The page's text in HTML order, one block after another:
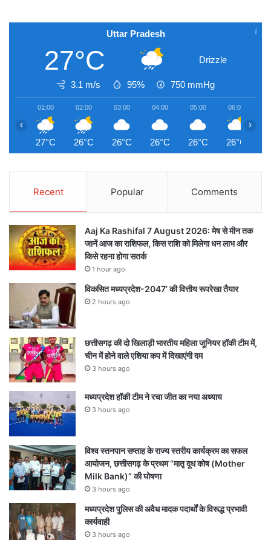
Uttar Pradesh
27°C Drizzle
3.1 m/s 95% 750 mmHg
01:00
27°C
02:00
26°C
03:00
26°C
04:00
26°C
05:00
26°C
06:00
26°C
‹ ›
Recent Popular Comments
Aaj Ka Rashifal 7 August 2026: मेष से मीन तक
जानें आज का राशिफल, किस राशि को मिलेगा धन लाभ और
किसे रहना होगा सतर्क
1 hour ago
विकसित मध्यप्रदेश-2047’ की वित्तीय रूपरेखा तैयार
2 hours ago
छत्तीसगढ़ की दो खिलाड़ी भारतीय महिला जूनियर हॉकी टीम में,
चीन में होने वाले एशिया कप में दिखाएंगी दम
3 hours ago
मध्यप्रदेश हॉकी टीम ने रचा जीत का नया अध्याय
3 hours ago
विश्व स्तनपान सप्ताह के राज्य स्तरीय कार्यक्रम का सफल
आयोजन, छत्तीसगढ़ के प्रथम “मातृ दूध कोष (Mother
Milk Bank)” की घोषणा
3 hours ago
मध्यप्रदेश पुलिस की अवैध मादक पदार्थों के विरूद्ध प्रभावी
कार्यवाही
3 hours ago